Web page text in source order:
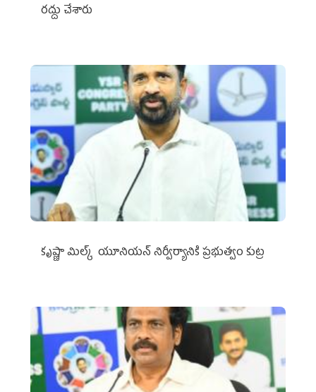
రద్దు చేశారు
కృష్ణా మిల్క్‌ యూనియన్‌ నిర్వీర్యానికి ప్రభుత్వం కుట్ర